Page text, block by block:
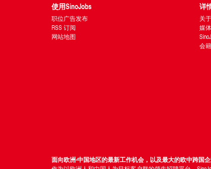
使用SinoJobs
职位广告发布
RSS 订阅
网站地图
详
关
媒体
会籍
面向欧洲-中国地区的最新工作机会，以及最大的欧中跨国